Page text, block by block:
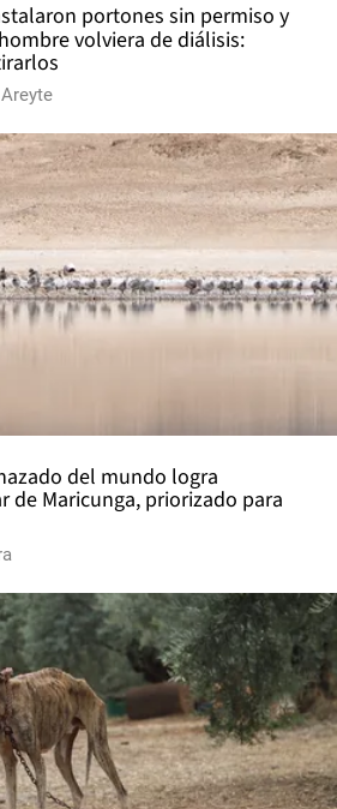
portones sin permiso y
volviera de diálisis:
del mundo logra
de Maricunga, priorizado para